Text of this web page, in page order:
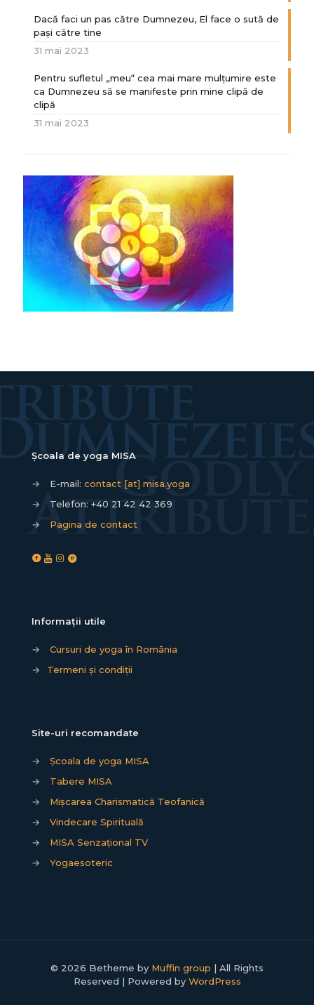
Dacă faci un pas către Dumnezeu, El face o sută de
paşi către tine
31 mai 2023
Pentru sufletul „meu“ cea mai mare mulțumire este
ca Dumnezeu să se manifeste prin mine clipă de
clipă
31 mai 2023
Școala de yoga MISA
→ E-mail: contact [at] misa.yoga
→
Telefon: +40 21 42 42 369
→
Pagina de contact
Informații utile
→
Cursuri de yoga în România
→
Termeni și condiții
Site-uri recomandate
→
Școala de yoga MISA
→
Tabere MISA
→
Mișcarea Charismatică Teofanică
→
Vindecare Spirituală
→
MISA Senzațional TV
→
Yogaesoteric
© 2026 Betheme by Muffin group | All Rights
Reserved | Powered by WordPress